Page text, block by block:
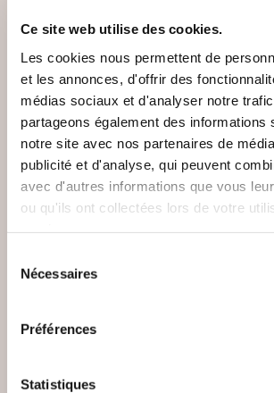
Ce site web utilise des cookies.
Les cookies nous permettent de
et les annonces, d'offrir des
médias sociaux et d'analyser notre
partageons également des informations
notre site avec nos partenaires de
publicité et d'analyse, qui peuvent
avec d'autres informations que vous
ou qu'ils ont collectées lors de votre
Nécessaires
Préférences
Statistiques
Damien LANDEAU Adrien
LES